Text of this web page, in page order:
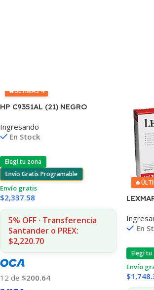
🔥ÚLTIMAS 4
HP C9351AL (21) NEGRO
55 7ML (D)
Ingresando
En Stock
Elegí tu zona
Envío Gratis Programable
Envío gratis
$2,337.58
5% OFF · Transferencia
Santander o PREX:
$2,220.70
12 de $200.64
🔥
CPS
En
Elegí
Envío
$